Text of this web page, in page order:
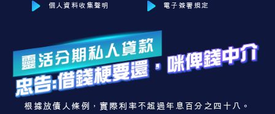
個人資料收集聲明 電子簽署規定
根據放債人條例，實際利率不超過年息百分之四十八。